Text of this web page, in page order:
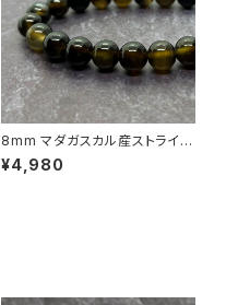
8mm マダガスカル産ストライプ
カルセドニー（縞瑪瑙）ブレスレ
ット
¥4,980